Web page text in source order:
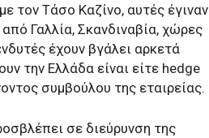
τον Τάσο Καζίνο, αυτές έγιναν
Γαλλία, Σκανδιναβία, χώρες
έχουν βγάλει αρκετά
την Ελλάδα είναι είτε hedge
συμβούλου της εταιρείας.
σε διεύρυνση της